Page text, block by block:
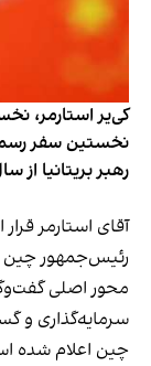
نخستین سفر
رهبر بریتانیا از سال ۲۰۱۸ به چین به شمار
آقای استارمر
رئیس‌جمهور چین
محور اصلی
سرمایه‌گذاری و
چین اعلام شده